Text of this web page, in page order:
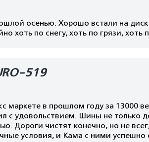
осенью. Хорошо встали на
хоть по снегу, хоть по грязи, хоть
519
маркете в прошлом году за 13000
с удовольствием. Шины не только
Дороги чистят конечно, но не
условия, и Кама с ними успешно